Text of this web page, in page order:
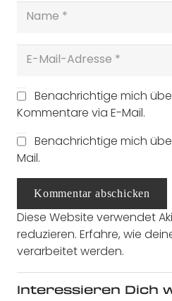
Benachrichtige mich
Kommentare via E-Mail.
Benachrichtige mich
Mail.
Kommentar abschicken
Diese Website verwendet
reduzieren. Erfahre, wie
verarbeitet werden.
Interessieren Dich